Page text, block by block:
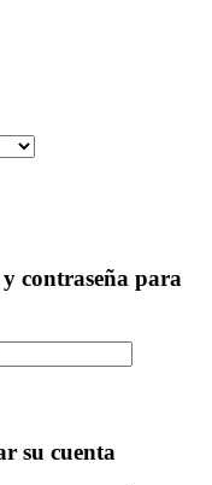
contraseña para
su cuenta